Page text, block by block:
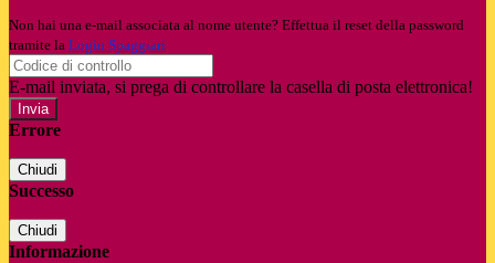
Non hai una e-mail associata al nome utente? Effettua il reset della password
tramite la Login Spaggiari
E-mail inviata, si prega di controllare la casella di posta elettronica!
Errore
Chiudi
Successo
Chiudi
Informazione